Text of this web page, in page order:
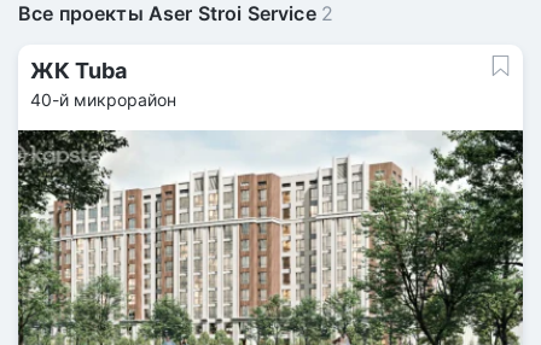
Все проекты Aser Stroi Service 2
ЖК Tuba
40-й микрорайoн